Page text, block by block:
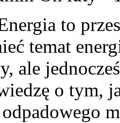
to
temat
ale
o tym,